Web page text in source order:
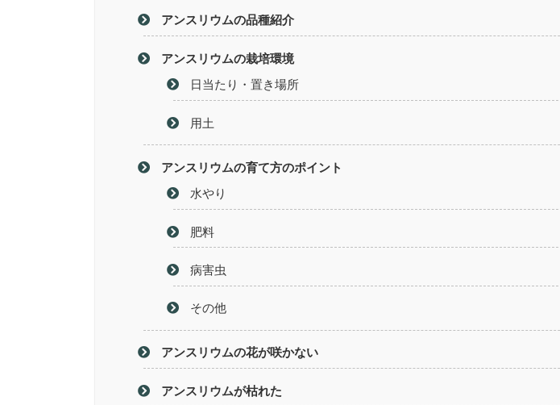
アンスリウムの品種紹介
アンスリウムの栽培環境
日当たり・置き場所
用土
アンスリウムの育て方のポイント
水やり
肥料
病害虫
その他
アンスリウムの花が咲かない
アンスリウムが枯れた